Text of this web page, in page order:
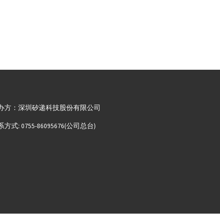
方：深圳矽递科技股份有限公司
方式: 0755-86095676(公司总台)